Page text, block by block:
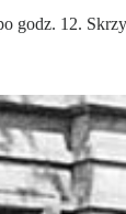
godz. 12.